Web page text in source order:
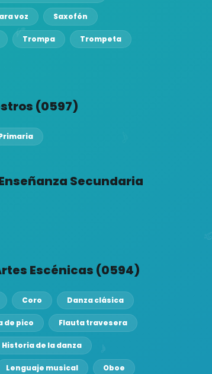
voz Saxofón
Trompa Trompeta
(0597)
Secundaria
Escénicas (0594)
Coro Danza clásica
de pico Flauta travesera
Historia de la danza
Lenguaje musical Oboe